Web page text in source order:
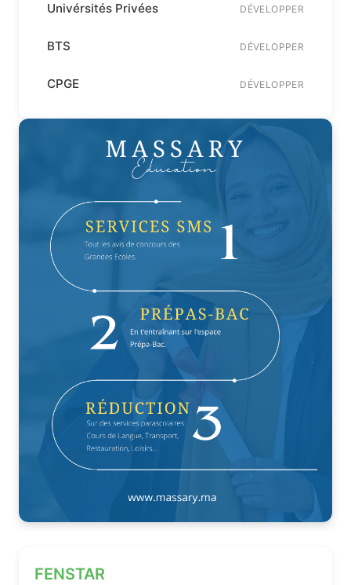
Univérsités Privées DÉVELOPPER
BTS DÉVELOPPER
CPGE DÉVELOPPER
FENSTAR